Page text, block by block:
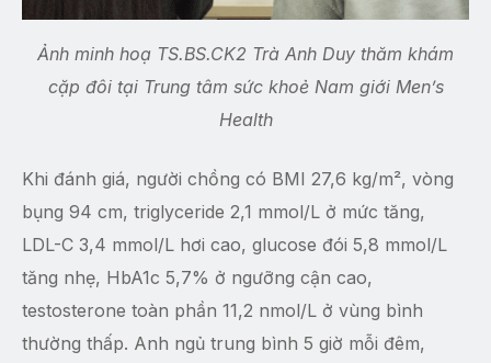
Ảnh minh hoạ TS.BS.CK2 Trà Anh Duy thăm khám
cặp đôi tại Trung tâm sức khoẻ Nam giới Men’s
Health
Khi đánh giá, người chồng có BMI 27,6 kg/m², vòng
bụng 94 cm, triglyceride 2,1 mmol/L ở mức tăng,
LDL-C 3,4 mmol/L hơi cao, glucose đói 5,8 mmol/L
tăng nhẹ, HbA1c 5,7% ở ngưỡng cận cao,
testosterone toàn phần 11,2 nmol/L ở vùng bình
thường thấp. Anh ngủ trung bình 5 giờ mỗi đêm,